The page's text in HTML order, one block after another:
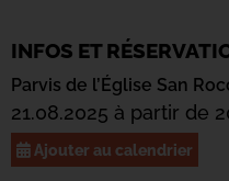
INFOS ET
Parvis de l’Église San
21.08.2025 à partir de
Ajouter au calendrier